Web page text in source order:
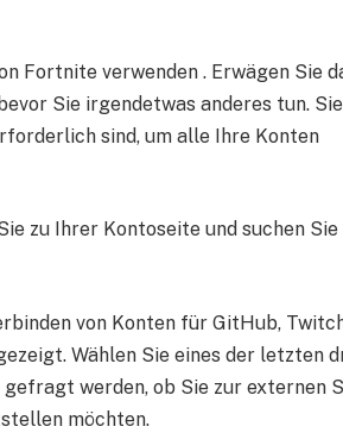
Fortnite verwenden . Erwägen Sie
Sie irgendetwas anderes tun.
sind, um alle Ihre Konten
zu Ihrer Kontoseite und suchen
von Konten für GitHub,
Wählen Sie eines der letzten
werden, ob Sie zur externen
möchten.